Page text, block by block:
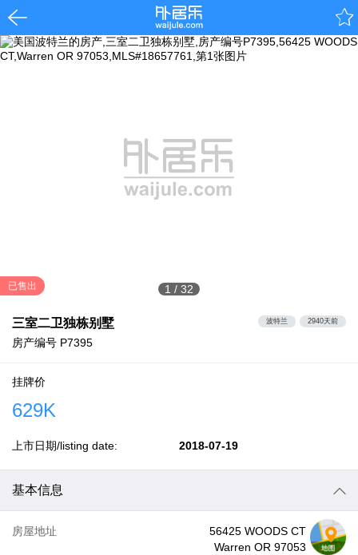
1 / 32
已售出
三室二卫独栋别墅
房产编号 P7395
波特兰 2940天前
挂牌价
629K
上市日期/listing date: 2018-07-19
基本信息
房屋地址
56425 WOODS CT
Warren OR 97053